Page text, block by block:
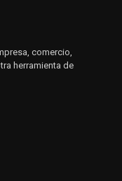
comercio,
herramienta de